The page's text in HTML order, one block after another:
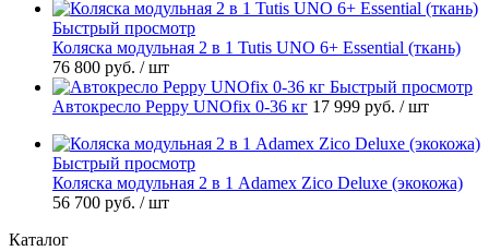
Быстрый просмотр
Коляска модульная 2 в 1 Tutis UNO 6+ Essential (ткань)
76 800 руб. / шт
Быстрый просмотр
Автокресло Peppy UNOfix 0-36 кг 17 999 руб. / шт
Быстрый просмотр
Коляска модульная 2 в 1 Adamex Zico Deluxe (экокожа)
56 700 руб. / шт
Каталог